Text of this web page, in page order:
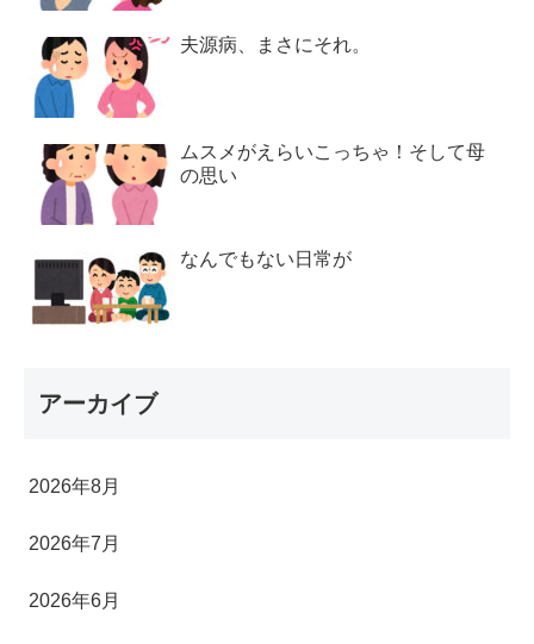
夫源病、まさにそれ。
ムスメがえらいこっちゃ！そして母
の思い
なんでもない日常が
アーカイブ
2026年8月
2026年7月
2026年6月